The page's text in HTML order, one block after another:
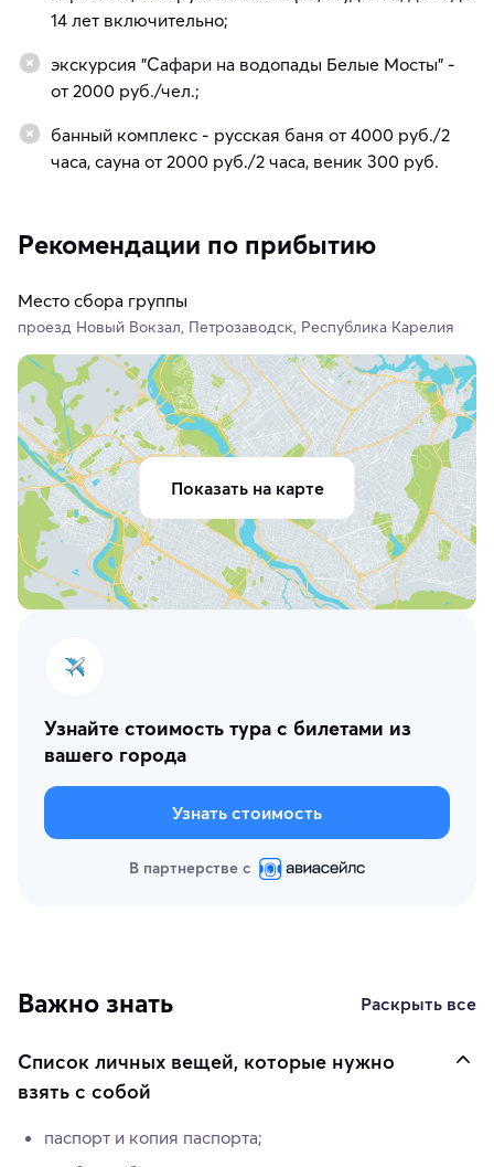
14 лет включительно;
экскурсия "Сафари на водопады Белые Мосты" -
от 2000 руб./чел.;
банный комплекс - русская баня от 4000 руб./2
часа, сауна от 2000 руб./2 часа, веник 300 руб.
Рекомендации по прибытию
Место сбора группы
проезд Новый Вокзал, Петрозаводск, Республика Карелия
Показать на карте
Узнайте стоимость тура с билетами из
вашего города
Узнать стоимость
В партнерстве с
Важно знать Раскрыть все
Список личных вещей, которые нужно
взять с собой
паспорт и копия паспорта;